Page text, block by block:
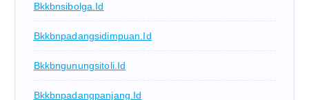
Bkkbnsibolga.id
Bkkbnpadangsidimpuan.id
Bkkbngunungsitoli.id
Bkkbnpadangpanjang.id